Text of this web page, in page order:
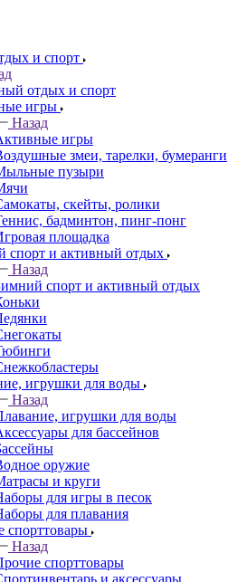
и спорт
отдых и спорт
игры
Назад
игры
змеи, тарелки, бумеранги
пузыри
скейты, ролики
бадминтон, пинг-понг
площадка
спорт и активный отдых
Назад
спорт и активный отдых
игрушки для воды
Назад
игрушки для воды
для бассейнов
оружие
и круги
для игры в песок
для плавания
спорттовары
Назад
спорттовары
и аксессуары